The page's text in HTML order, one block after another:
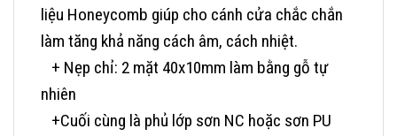
liệu Honeycomb giúp cho cánh cửa chắc chắn
làm tăng khả năng cách âm, cách nhiệt.
+ Nẹp chỉ: 2 mặt 40x10mm làm bằng gỗ tự
nhiên
+Cuối cùng là phủ lớp sơn NC hoặc sơn PU